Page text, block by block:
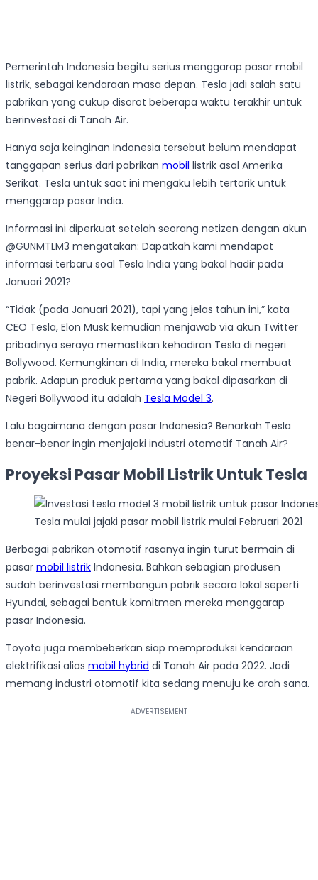
Pemerintah Indonesia begitu serius menggarap pasar mobil
listrik, sebagai kendaraan masa depan. Tesla jadi salah satu
pabrikan yang cukup disorot beberapa waktu terakhir untuk
berinvestasi di Tanah Air.
Hanya saja keinginan Indonesia tersebut belum mendapat
tanggapan serius dari pabrikan mobil listrik asal Amerika
Serikat. Tesla untuk saat ini mengaku lebih tertarik untuk
menggarap pasar India.
Informasi ini diperkuat setelah seorang netizen dengan akun
@GUNMTLM3 mengatakan: Dapatkah kami mendapat
informasi terbaru soal Tesla India yang bakal hadir pada
Januari 2021?
“Tidak (pada Januari 2021), tapi yang jelas tahun ini,” kata
CEO Tesla, Elon Musk kemudian menjawab via akun Twitter
pribadinya seraya memastikan kehadiran Tesla di negeri
Bollywood. Kemungkinan di India, mereka bakal membuat
pabrik. Adapun produk pertama yang bakal dipasarkan di
Negeri Bollywood itu adalah Tesla Model 3.
Lalu bagaimana dengan pasar Indonesia? Benarkah Tesla
benar-benar ingin menjajaki industri otomotif Tanah Air?
Proyeksi Pasar Mobil Listrik Untuk Tesla
Tesla mulai jajaki pasar mobil listrik mulai Februari 2021
Berbagai pabrikan otomotif rasanya ingin turut bermain di
pasar mobil listrik Indonesia. Bahkan sebagian produsen
sudah berinvestasi membangun pabrik secara lokal seperti
Hyundai, sebagai bentuk komitmen mereka menggarap
pasar Indonesia.
Toyota juga membeberkan siap memproduksi kendaraan
elektrifikasi alias mobil hybrid di Tanah Air pada 2022. Jadi
memang industri otomotif kita sedang menuju ke arah sana.